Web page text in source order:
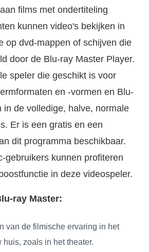
films met ondertiteling
kunnen video's bekijken in
op dvd-mappen of schijven die
door de Blu-ray Master Player.
speler die geschikt is voor
en -vormen en Blu-
in de volledige, halve, normale
Er is een gratis en een
dit programma beschikbaar.
gebruikers kunnen profiteren
in deze videospeler.
ray Master:
van de filmische ervaring in het
huis, zoals in het theater.